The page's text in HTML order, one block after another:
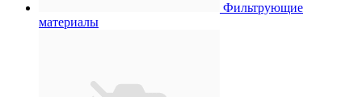
Фильтрующие
материалы